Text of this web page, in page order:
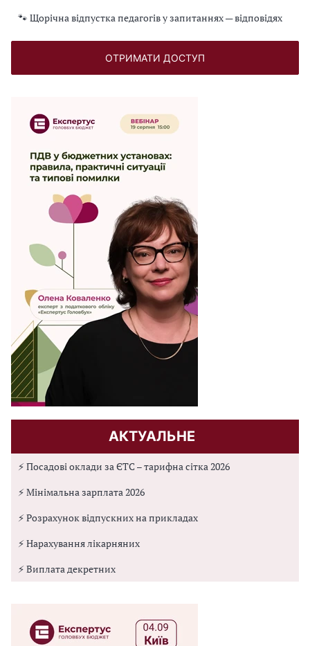
🐾 Щорічна відпустка педагогів у запитаннях — відповідях
ОТРИМАТИ ДОСТУП
АКТУАЛЬНЕ
⚡ Посадові оклади за ЄТС – тарифна сітка 2026
⚡ Мінімальна зарплата 2026
⚡ Розрахунок відпускних на прикладах
⚡ Нарахування лікарняних
⚡ Виплата декретних